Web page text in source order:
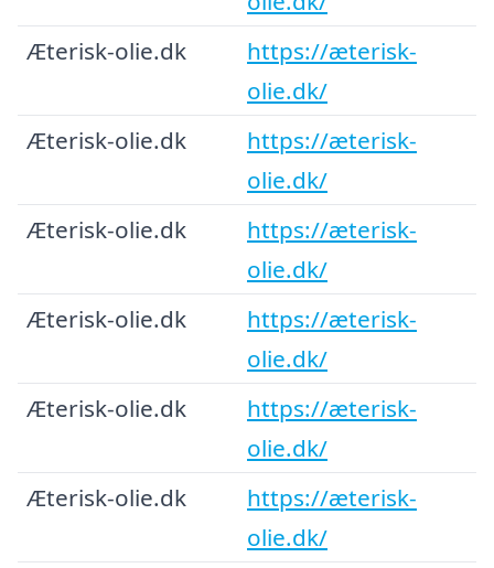
Æterisk-olie.dk
https://æterisk-
olie.dk/
Æterisk-olie.dk
https://æterisk-
olie.dk/
Æterisk-olie.dk
https://æterisk-
olie.dk/
Æterisk-olie.dk
https://æterisk-
olie.dk/
Æterisk-olie.dk
https://æterisk-
olie.dk/
Æterisk-olie.dk
https://æterisk-
olie.dk/